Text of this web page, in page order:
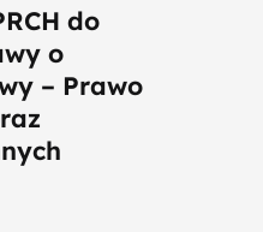
do
o
– Prawo